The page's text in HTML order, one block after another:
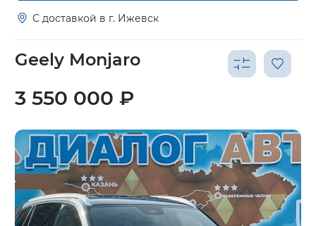
С доставкой в г. Ижевск
Geely Monjaro
3 550 000 ₽